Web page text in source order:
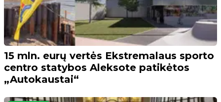
15 mln. eurų vertės Ekstremalaus sporto
centro statybos Aleksote patikėtos
„Autokaustai“